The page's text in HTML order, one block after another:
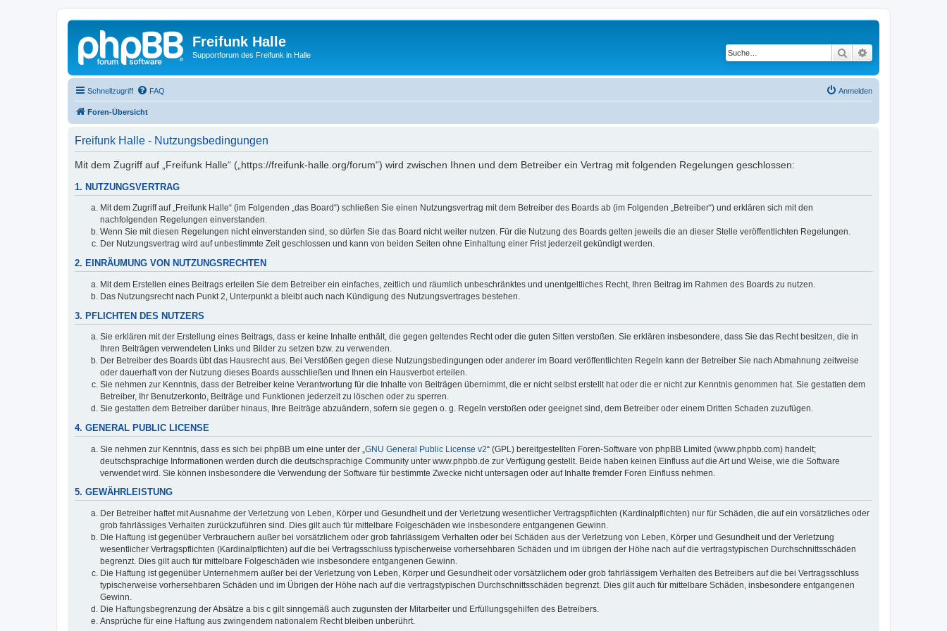
Freifunk Halle
Supportforum des Freifunk in Halle Suche
Schnellzugriff FAQ Anmelden
Foren-Übersicht
Freifunk Halle - Nutzungsbedingungen
Mit dem Zugriff auf „Freifunk Halle“ („https://freifunk-halle.org/forum“) wird zwischen Ihnen und dem Betreiber ein Vertrag mit folgenden Regelungen geschlossen:
1. NUTZUNGSVERTRAG
Mit dem Zugriff auf „Freifunk Halle“ (im Folgenden „das Board“) schließen Sie einen Nutzungsvertrag mit dem Betreiber des Boards ab (im Folgenden „Betreiber“) und erklären sich mit den
nachfolgenden Regelungen einverstanden.
Wenn Sie mit diesen Regelungen nicht einverstanden sind, so dürfen Sie das Board nicht weiter nutzen. Für die Nutzung des Boards gelten jeweils die an dieser Stelle veröffentlichten Regelungen.
Der Nutzungsvertrag wird auf unbestimmte Zeit geschlossen und kann von beiden Seiten ohne Einhaltung einer Frist jederzeit gekündigt werden.
2. EINRÄUMUNG VON NUTZUNGSRECHTEN
Mit dem Erstellen eines Beitrags erteilen Sie dem Betreiber ein einfaches, zeitlich und räumlich unbeschränktes und unentgeltliches Recht, Ihren Beitrag im Rahmen des Boards zu nutzen.
Das Nutzungsrecht nach Punkt 2, Unterpunkt a bleibt auch nach Kündigung des Nutzungsvertrages bestehen.
3. PFLICHTEN DES NUTZERS
Sie erklären mit der Erstellung eines Beitrags, dass er keine Inhalte enthält, die gegen geltendes Recht oder die guten Sitten verstoßen. Sie erklären insbesondere, dass Sie das Recht besitzen, die in
Ihren Beiträgen verwendeten Links und Bilder zu setzen bzw. zu verwenden.
Der Betreiber des Boards übt das Hausrecht aus. Bei Verstößen gegen diese Nutzungsbedingungen oder anderer im Board veröffentlichten Regeln kann der Betreiber Sie nach Abmahnung zeitweise
oder dauerhaft von der Nutzung dieses Boards ausschließen und Ihnen ein Hausverbot erteilen.
Sie nehmen zur Kenntnis, dass der Betreiber keine Verantwortung für die Inhalte von Beiträgen übernimmt, die er nicht selbst erstellt hat oder die er nicht zur Kenntnis genommen hat. Sie gestatten dem
Betreiber, Ihr Benutzerkonto, Beiträge und Funktionen jederzeit zu löschen oder zu sperren.
Sie gestatten dem Betreiber darüber hinaus, Ihre Beiträge abzuändern, sofern sie gegen o. g. Regeln verstoßen oder geeignet sind, dem Betreiber oder einem Dritten Schaden zuzufügen.
4. GENERAL PUBLIC LICENSE
Sie nehmen zur Kenntnis, dass es sich bei phpBB um eine unter der „ GNU General Public License v2“ (GPL) bereitgestellten Foren-Software von phpBB Limited (www.phpbb.com) handelt;
deutschsprachige Informationen werden durch die deutschsprachige Community unter www.phpbb.de zur Verfügung gestellt. Beide haben keinen Einfluss auf die Art und Weise, wie die Software
verwendet wird. Sie können insbesondere die Verwendung der Software für bestimmte Zwecke nicht untersagen oder auf Inhalte fremder Foren Einfluss nehmen.
5. GEWÄHRLEISTUNG
Der Betreiber haftet mit Ausnahme der Verletzung von Leben, Körper und Gesundheit und der Verletzung wesentlicher Vertragspflichten (Kardinalpflichten) nur für Schäden, die auf ein vorsätzliches oder
grob fahrlässiges Verhalten zurückzuführen sind. Dies gilt auch für mittelbare Folgeschäden wie insbesondere entgangenen Gewinn.
Die Haftung ist gegenüber Verbrauchern außer bei vorsätzlichem oder grob fahrlässigem Verhalten oder bei Schäden aus der Verletzung von Leben, Körper und Gesundheit und der Verletzung
wesentlicher Vertragspflichten (Kardinalpflichten) auf die bei Vertragsschluss typischerweise vorhersehbaren Schäden und im übrigen der Höhe nach auf die vertragstypischen Durchschnittsschäden
begrenzt. Dies gilt auch für mittelbare Folgeschäden wie insbesondere entgangenen Gewinn.
Die Haftung ist gegenüber Unternehmern außer bei der Verletzung von Leben, Körper und Gesundheit oder vorsätzlichem oder grob fahrlässigem Verhalten des Betreibers auf die bei Vertragsschluss
typischerweise vorhersehbaren Schäden und im Übrigen der Höhe nach auf die vertragstypischen Durchschnittsschäden begrenzt. Dies gilt auch für mittelbare Schäden, insbesondere entgangenen
Gewinn.
Die Haftungsbegrenzung der Absätze a bis c gilt sinngemäß auch zugunsten der Mitarbeiter und Erfüllungsgehilfen des Betreibers.
Ansprüche für eine Haftung aus zwingendem nationalem Recht bleiben unberührt.